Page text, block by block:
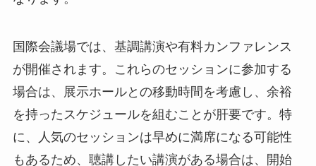
Technologiesは8G20など）は、参加登録後の専用
ページや公式アプリで公開される詳細なフロアマ
ップで確認できます。これらの情報を活用し、自
身の興味分野に合致するゾーンや企業ブースを事
前にピックアップしておくことで、広大な会場で
の移動時間を短縮し、効率的な情報収集が可能に